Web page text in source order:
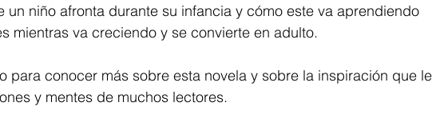
un niño afronta durante su infancia y cómo este va aprendiendo
mientras va creciendo y se convierte en adulto.
para conocer más sobre esta novela y sobre la inspiración que le
y mentes de muchos lectores.